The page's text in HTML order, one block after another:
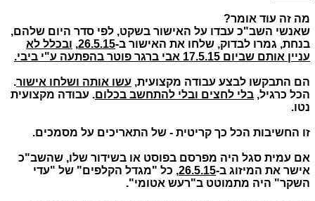
מה זה עוד אומר?
שאנשי השב"כ עבדו על האישור בשקט, לפי סדר היום שלהם,
בנחת, גמרו לבדוק, שלחו את האישור ב-26.5.15
, ובכלל לא
עניין אותם שביום 17.5.15 אבי ברגר פוטר בהפתעה ע"י ביבי.
הם התבקשו לבצע עבודה מקצועית, עשו אותה ושלחו אישור.
הכל כרגיל, בלי לחצים ובלי להתחשב בכלום. עבודה מקצועית
נטו.
זו החשיבות הכל כך קריטית - של התאריכים על מסמכים.
אם עמית סגל היה מפרסם בפוסט או בשידור שלו, שהשב"כ
אישר את המיזוג ב-26.5.15, כל "מגדל הקלפים" של "עדי
השקר" היה מתמוטט ב"רעש אטומי".